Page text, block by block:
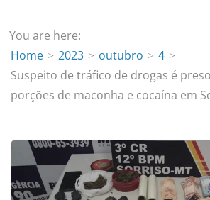
You are here:
Home
2023 outubro
4
Suspeito de tráfico de drogas é
porções de maconha e cocaína em